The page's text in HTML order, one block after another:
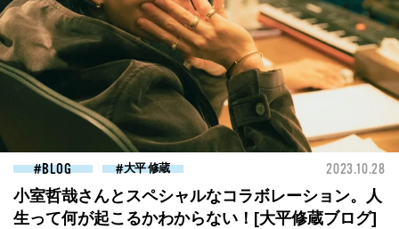
BLOG 大平 修蔵 2023.10.28
小室哲哉さんとスペシャルなコラボレーション。人
生って何が起こるかわからない！[大平修蔵ブログ]